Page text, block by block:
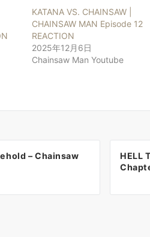
KATANA VS. CHAINSAW |
CHAINSAW MAN Episode 12
REACTION
2025年12月6日
Chainsaw Man Youtube
– Chainsaw
HELL